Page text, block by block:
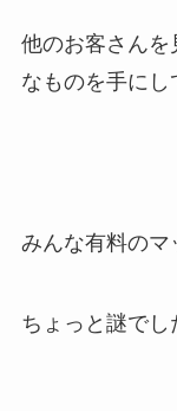
他のお客さんを
なものを手にし
みんな有料のマ
ちょっと謎でし